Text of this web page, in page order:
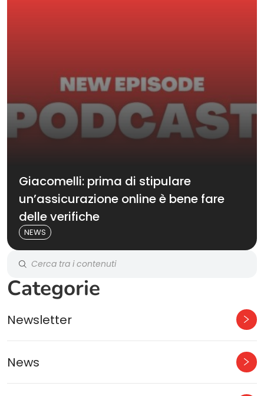
Giacomelli: prima di stipulare
un’assicurazione online è bene fare
delle verifiche
NEWS
Categorie
Newsletter
News